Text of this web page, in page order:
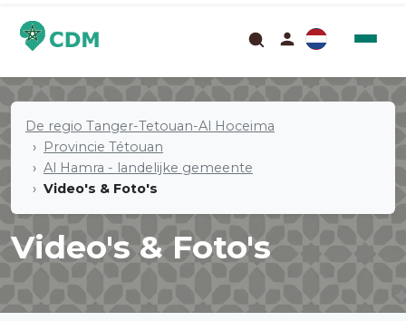
De regio Tanger-Tetouan-Al Hoceima
Provincie Tétouan
Al Hamra - landelijke gemeente
Video's & Foto's
Video's & Foto's